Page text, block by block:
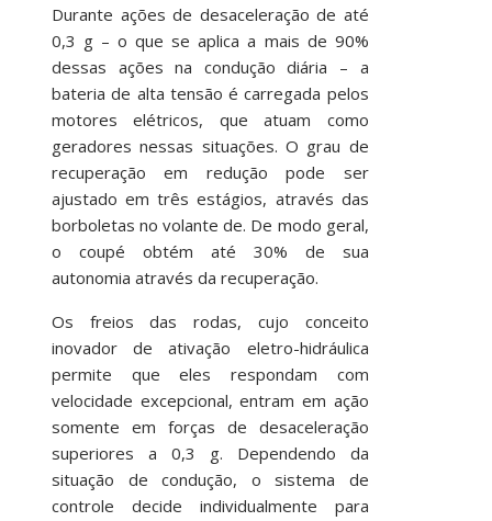
Durante ações de desaceleração de até
0,3 g – o que se aplica a mais de 90%
dessas ações na condução diária – a
bateria de alta tensão é carregada pelos
motores elétricos, que atuam como
geradores nessas situações. O grau de
recuperação em redução pode ser
ajustado em três estágios, através das
borboletas no volante de. De modo geral,
o coupé obtém até 30% de sua
autonomia através da recuperação.
Os freios das rodas, cujo conceito
inovador de ativação eletro-hidráulica
permite que eles respondam com
velocidade excepcional, entram em ação
somente em forças de desaceleração
superiores a 0,3 g. Dependendo da
situação de condução, o sistema de
controle decide individualmente para